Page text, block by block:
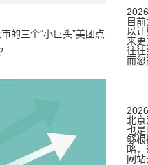
目
以
来更
往往
而忽
北
也是
够根
略
网
的三个“小巨头”美团点